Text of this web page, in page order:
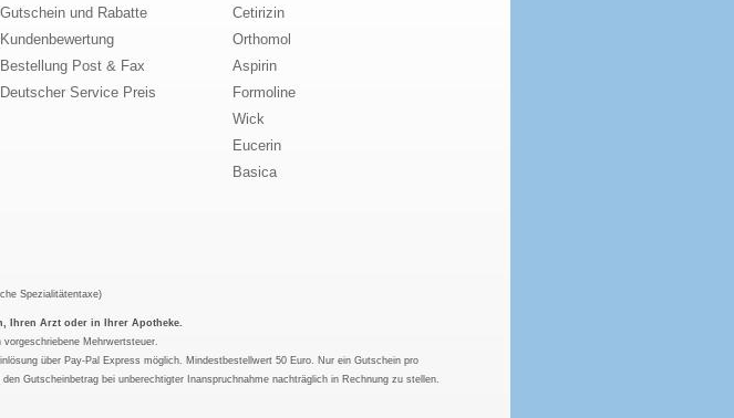
Gutschein und Rabatte
Kundenbewertung
Bestellung Post & Fax
Deutscher Service Preis
Cetirizin
Orthomol
Aspirin
Formoline
Wick
Eucerin
Basica
Spezialitätentaxe)
Ihren Arzt oder in Ihrer Apotheke.
Mehrwertsteuer.
über Pay-Pal Express möglich. Mindestbestellwert 50 Euro. Nur ein Gutschein pro
Gutscheinbetrag bei unberechtigter Inanspruchnahme nachträglich in Rechnung zu stellen.